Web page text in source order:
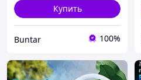
Купить
Buntar 100%